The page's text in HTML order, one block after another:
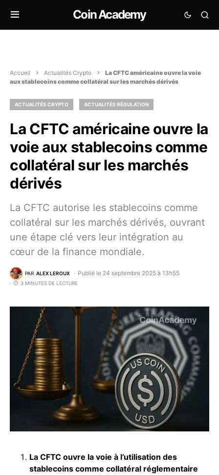
Coin Academy
Accueil Actualités Crypto
La CFTC américaine ouvre la voie
aux stablecoins comme collatéral sur les marchés dérivés
ACTUALITÉS CRYPTO ACTUALITÉS RÉGULATION
La CFTC américaine ouvre la
voie aux stablecoins comme
collatéral sur les marchés
dérivés
La CFTC autorise les stablecoins comme
collatéral sur les marchés dérivés, ouvrant
une étape clé vers leur intégration au
cœur de la finance mondiale.
PAR ALEX LEROUX Publié le 24 septembre 2025 à 13h55
3 MINUTES DE LECTURE
La CFTC ouvre la voie à l’utilisation des
stablecoins comme collatéral réglementaire